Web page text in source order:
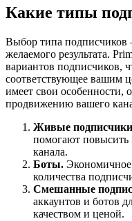
Какие типы
Выбор типа
желаемого результата.
вариантов подписчиков,
соответствующее вашим
имеет свои особенности,
продвижению вашего
Живые
помогают повысить
канала.
Боты. Экономичное
количества
Смешанные
аккаунтов и ботов
качеством и ценой.